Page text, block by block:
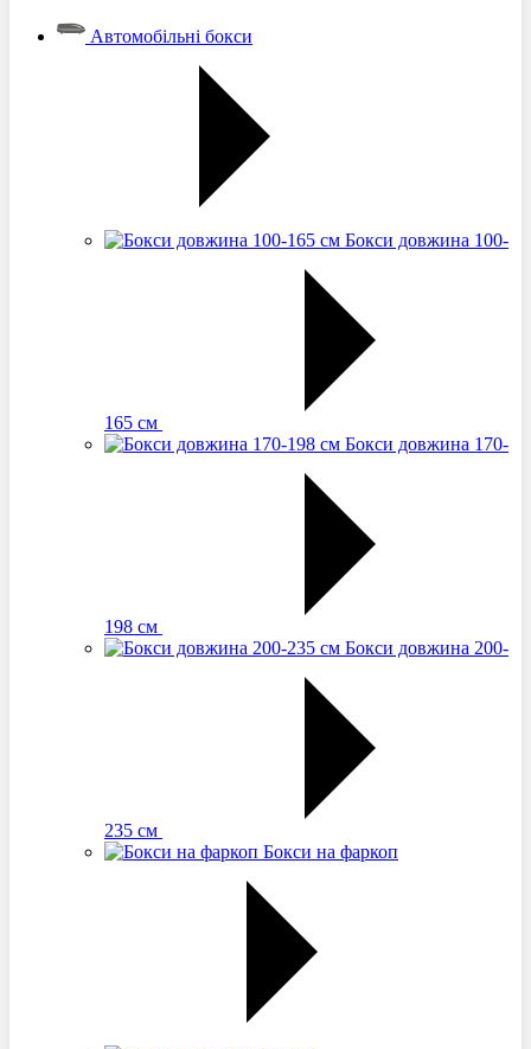
Автомобільні бокси
Бокси довжина 100-
165 см
Бокси довжина 170-
198 см
Бокси довжина 200-
235 см
Бокси на фаркоп